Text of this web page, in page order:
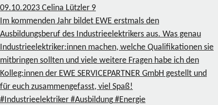
09.10.2023 Celina Lützler 9
Im kommenden Jahr bildet EWE erstmals den
Ausbildungsberuf des Industrieelektrikers aus. Was genau
Industrieelektriker:innen machen, welche Qualifikationen sie
mitbringen sollten und viele weitere Fragen habe ich den
Kolleg:innen der EWE SERVICEPARTNER GmbH gestellt und
für euch zusammengefasst, viel Spaß!
#Industrieelektriker #Ausbildung #Energie